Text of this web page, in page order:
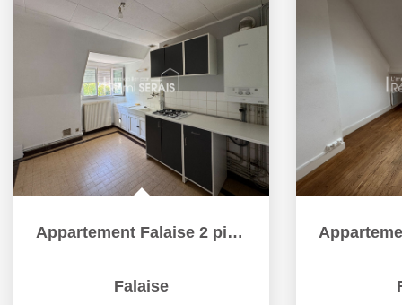
Appartement Falaise 2 pièces 38.39 m2
Falaise